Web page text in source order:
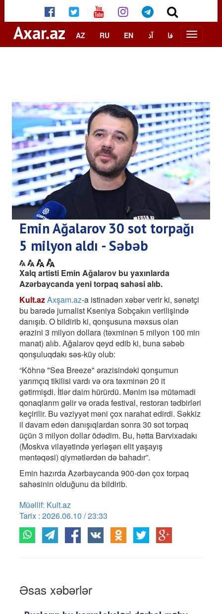
Axar.az AZ RU EN آذ فا
Emin Ağalarov 30 sot torpağı
5 milyon aldı - Səbəb
Xalq artisti Emin Ağalarov bu yaxınlarda
Azərbaycanda yeni torpaq sahəsi alıb.
Kult.azAxşam.az-a istinadən xəbər verir ki, sənətçi
bu barədə jurnalist Kseniya Sobçakın verilişində
danışıb. O bildirib ki, qonşusuna məxsus olan
ərazini 3 milyon dollara (təxminən 5 milyon 100 min
manat) alıb. Ağalarov qeyd edib ki, buna səbəb
qonşuluqdakı səs-küy olub:
“Köhnə "Sea Breeze" ərazisindəki qonşumun
yarımçıq tikilisi vardı və ora təxminən 20 it
gətirmişdi. İtlər daim hürürdü. Mənim isə mütəmadi
qonaqlarım gəlir və orada festival, restoran tədbirləri
keçirilir. Bu vəziyyət məni çox narahat edirdi. Səkkiz
il davam edən danışıqlardan sonra 30 sot torpaq
üçün 3 milyon dollar ödədim. Bu, hətta Barvixadakı
(Moskva vilayətində yerləşən elit yaşayış
məntəqəsi) qiymətlərdən də bahadır”.
Emin hazırda Azərbaycanda 900-dən çox torpaq
sahəsinin olduğunu da bildirib.
Müəllif: Kult.az
Tarix : 2026.06.10 / 23:33
Əsas xəbərlər